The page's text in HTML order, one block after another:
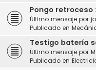
Pongo retroceso
Último mensaje por
Publicado en
Testigo batería
Último mensaje por
Publicado en